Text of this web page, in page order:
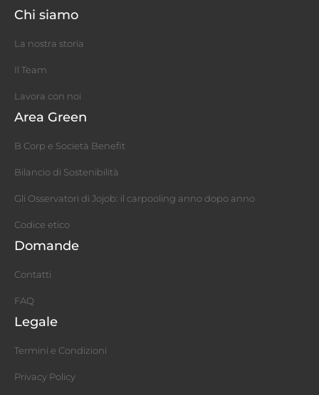
Chi siamo
La nostra storia
Il Team
Lavora con noi
Area Green
B Corp e Società Benefit
Bilancio di Sostenibilità
Gli Osservatori di Jojob: il carpooling anno dopo anno
Codice etico
Domande
Contatti
FAQ
Legale
Termini e Condizioni
Privacy Policy